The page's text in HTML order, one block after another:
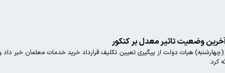
وضعیت تاثیر معدل بر کنکور
هیات دولت از پیگیری تعیین تکلیف قرارداد خرید خدمات معلمان خبر
کرد.